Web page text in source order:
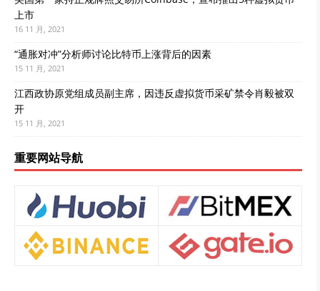
上市
16 11 月, 2021
“通胀对冲”分析师讨论比特币上涨背后的因素
15 11 月, 2021
江西政协原党组成员副主席，因违反虚拟货币采矿禁令肖毅被双
开
15 11 月, 2021
重要网站导航